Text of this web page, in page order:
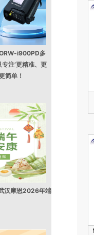
i900PD多
注‘更精准、更
简单！
汉摩恩2026年端